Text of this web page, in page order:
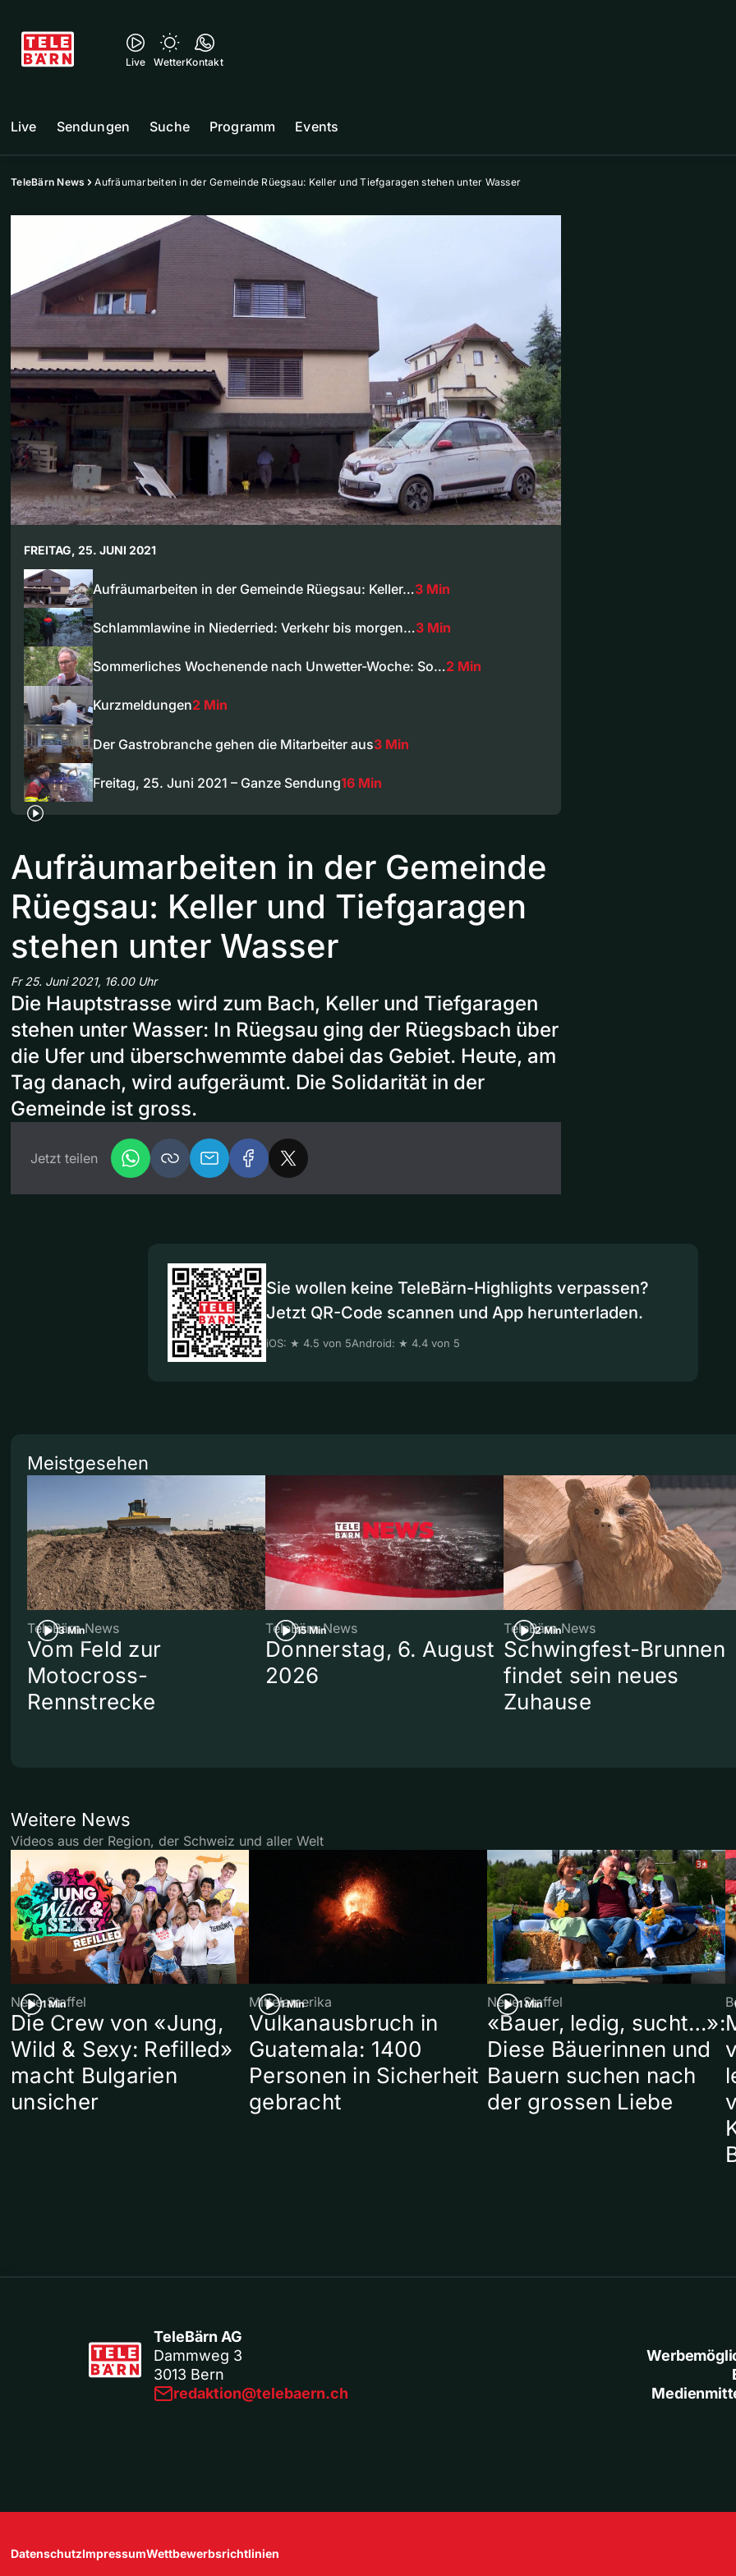
Live WetterKontakt
Live Sendungen Suche Programm Events
TeleBärn News Aufräumarbeiten in der Gemeinde Rüegsau: Keller und Tiefgaragen stehen unter Wasser
FREITAG, 25. JUNI 2021
Aufräumarbeiten in der Gemeinde Rüegsau: Keller…3 Min
Schlammlawine in Niederried: Verkehr bis morgen…3 Min
Sommerliches Wochenende nach Unwetter-Woche: So…2 Min
Kurzmeldungen2 Min
Der Gastrobranche gehen die Mitarbeiter aus3 Min
Freitag, 25. Juni 2021 – Ganze Sendung16 Min
Aufräumarbeiten in der Gemeinde
Rüegsau: Keller und Tiefgaragen
stehen unter Wasser
Fr 25. Juni 2021, 16.00 Uhr
Die Hauptstrasse wird zum Bach, Keller und Tiefgaragen
stehen unter Wasser: In Rüegsau ging der Rüegsbach über
die Ufer und überschwemmte dabei das Gebiet. Heute, am
Tag danach, wird aufgeräumt. Die Solidarität in der
Gemeinde ist gross.
Jetzt teilen
Sie wollen keine TeleBärn-Highlights verpassen?
Jetzt QR-Code scannen und App herunterladen.
iOS: ★ 4.5 von 5Android: ★ 4.4 von 5
Meistgesehen
3 Min
TeleBärn News
Vom Feld zur
Motocross-
Rennstrecke
15 Min
TeleBärn News
Donnerstag, 6. August
2026
2 Min
TeleBärn News
Schwingfest-Brunnen
findet sein neues
Zuhause
Weitere News
Videos aus der Region, der Schweiz und aller Welt
1 Min
Neue Staffel
Die Crew von «Jung,
Wild & Sexy: Refilled»
macht Bulgarien
unsicher
1 Min
Mittelamerika
Vulkanausbruch in
Guatemala: 1400
Personen in Sicherheit
gebracht
1 Min
Neue Staffel
«Bauer, ledig, sucht…»:
Diese Bäuerinnen und
Bauern suchen nach
der grossen Liebe
TeleBärn AG
Dammweg 3
3013 Bern
redaktion@telebaern.ch
DatenschutzImpressumWettbewerbsrichtlinien